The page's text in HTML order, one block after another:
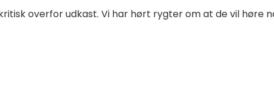
overfor udkast. Vi har hørt rygter om at de vil